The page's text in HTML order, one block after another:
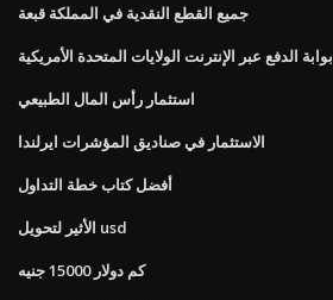
جميع القطع النقدية في المملكة قبعة
بوابة الدفع عبر الإنترنت الولايات المتحدة الأمريكية
استثمار رأس المال الطبيعي
الاستثمار في صناديق المؤشرات ايرلندا
أفضل كتاب خطة التداول
الأثير لتحويل usd
كم دولار 15000 جنيه